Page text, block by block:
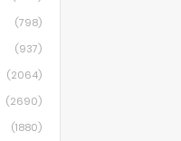
(798)
(937)
(2064)
(2690)
(1880)